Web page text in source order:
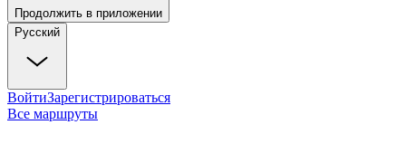
Продолжить в приложении
Русский
ВойтиЗарегистрироваться
Все маршруты